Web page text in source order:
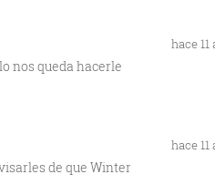
nos queda hacerle
hace 11
de que Winter
hace 11